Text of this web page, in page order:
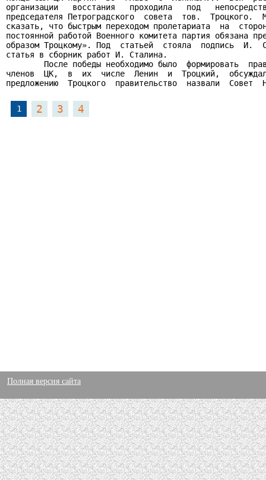
организации   восстания   проходила   под
председателя Петроградского  совета  тов.  Троцкого.
сказать, что быстрым переходом пролетариата  на
постоянной работой Военного комитета партия обязана
образом Троцкому». Под  статьей  стояла  подпись  И.
статья в сборник работ И. Сталина.
После победы необходимо было  формировать
членов  ЦК,  в  их  числе  Ленин  и  Троцкий,
предложению  Троцкого  правительство  назвали  Совет
1 2 3 4
Полная версия сайта